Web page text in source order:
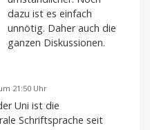
dazu ist es einfach
unnötig. Daher auch die
ganzen Diskussionen.
21:50 Uhr
Uni ist die
Schriftsprache seit